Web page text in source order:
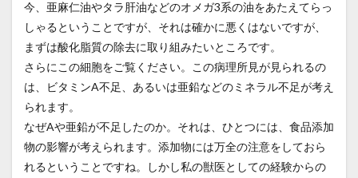
今、亜麻仁油やタラ肝油などのオメガ3系の油をあたえてらっ
しゃるということですが、それは確かに悪くはないですが、
まずは酸化脂質の除去に取り組みたいところです。
さらにこの細胞をご覧ください。この病理所見が見られるの
は、ビタミンA不足、あるいは亜鉛などのミネラル不足が考え
られます。
なぜAや亜鉛が不足したのか。それは、ひとつには、食品添加
物の影響が考えられます。添加物には万全の注意をしておら
れるということですね。しかし私の獣医としての経験からの